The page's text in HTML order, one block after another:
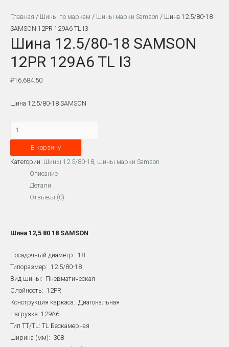
Главная / Шины по маркам / Шины марки Samson / Шина 12.5/80-18
SAMSON 12PR 129A6 TL I3
Шина 12.5/80-18 SAMSON
12PR 129A6 TL I3
₽16,684.50
Шина 12.5/80-18 SAMSON
Количество
Шина
12.5/80-
18
SAMSON
В корзину
Категории: Шины 12.5/80-18 Шины марки Samson
Описание
Детали
Отзывы (0)
Шина 12,5 80 18 SAMSON
Посадочный диаметр: 18
Типоразмер: 12.5/80-18
Вид шины: Пневматическая
Слойность: 12PR
Конструкция каркаса: Диагональная
Нагрузка: 129A6
Тип TT/TL: TL Бескамерная
Ширина (мм): 308